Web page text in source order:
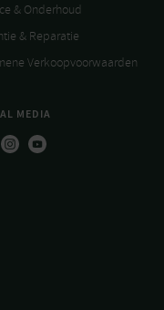
& Onderhoud
& Reparatie
Verkoopvoorwaarden
MEDIA